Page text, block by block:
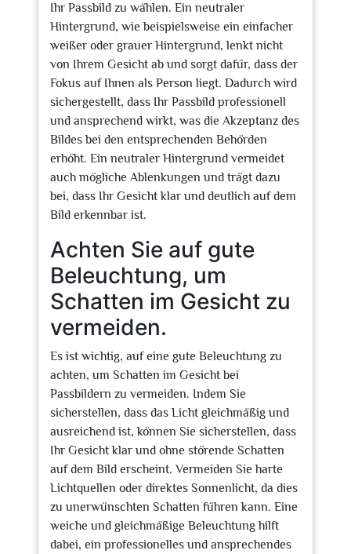
Ihr Passbild zu wählen. Ein neutraler
Hintergrund, wie beispielsweise ein einfacher
weißer oder grauer Hintergrund, lenkt nicht
von Ihrem Gesicht ab und sorgt dafür, dass der
Fokus auf Ihnen als Person liegt. Dadurch wird
sichergestellt, dass Ihr Passbild professionell
und ansprechend wirkt, was die Akzeptanz des
Bildes bei den entsprechenden Behörden
erhöht. Ein neutraler Hintergrund vermeidet
auch mögliche Ablenkungen und trägt dazu
bei, dass Ihr Gesicht klar und deutlich auf dem
Bild erkennbar ist.
Achten Sie auf gute
Beleuchtung, um
Schatten im Gesicht zu
vermeiden.
Es ist wichtig, auf eine gute Beleuchtung zu
achten, um Schatten im Gesicht bei
Passbildern zu vermeiden. Indem Sie
sicherstellen, dass das Licht gleichmäßig und
ausreichend ist, können Sie sicherstellen, dass
Ihr Gesicht klar und ohne störende Schatten
auf dem Bild erscheint. Vermeiden Sie harte
Lichtquellen oder direktes Sonnenlicht, da dies
zu unerwünschten Schatten führen kann. Eine
weiche und gleichmäßige Beleuchtung hilft
dabei, ein professionelles und ansprechendes